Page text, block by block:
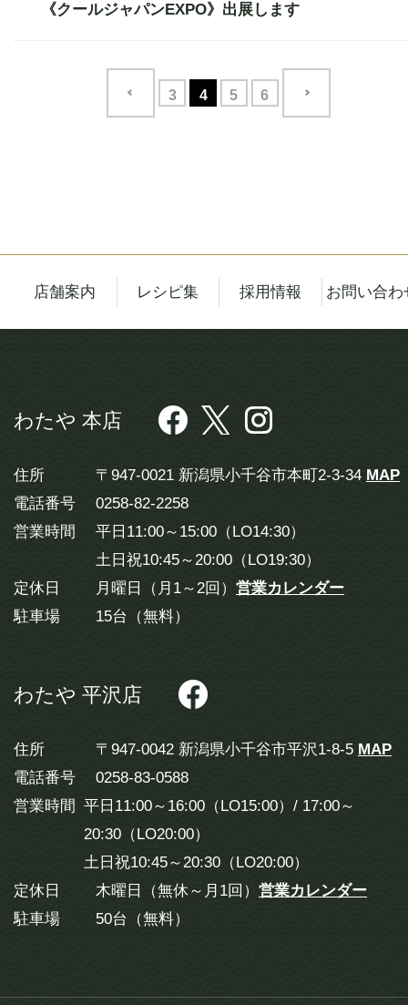
《クールジャパンEXPO》出展します
3 4 5 6
店舗案内 レシピ集 採用情報 お問い合わ
わたや 本店
住所 〒947-0021 新潟県小千谷市本町2-3-34 MAP
電話番号
0258-82-2258
営業時間
平日11:00～15:00（LO14:30）
土日祝10:45～20:00（LO19:30）
定休日
月曜日（月1～2回） 営業カレンダー
駐車場
15台（無料）
わたや 平沢店
住所 〒947-0042 新潟県小千谷市平沢1-8-5 MAP
電話番号
0258-83-0588
営業時間 平日11:00～16:00（LO15:00）/ 17:00～
20:30（LO20:00）
土日祝10:45～20:30（LO20:00）
定休日
木曜日（無休～月1回） 営業カレンダー
駐車場
50台（無料）